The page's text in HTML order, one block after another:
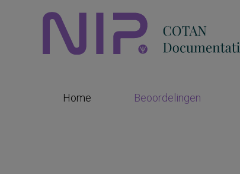
Home Beoordelingen